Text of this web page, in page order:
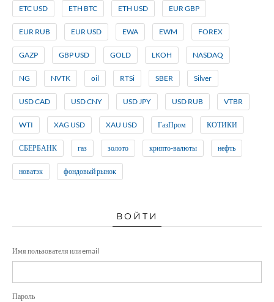
ETC USD ETH BTC ETH USD EUR GBP
EUR RUB EUR USD EWA EWM FOREX
GAZP GBP USD GOLD LKOH NASDAQ
NG NVTK oil RTSi SBER Silver
USD CAD USD CNY USD JPY USD RUB VTBR
WTI XAG USD XAU USD ГазПром КОТИКИ
СБЕРБАНК газ золото крипто-валюты нефть
новатэк фондовый рынок
ВОЙТИ
Имя пользователя или email
Пароль